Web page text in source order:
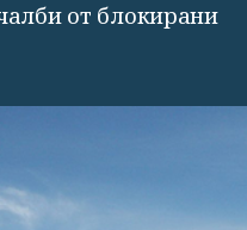
от блокирани